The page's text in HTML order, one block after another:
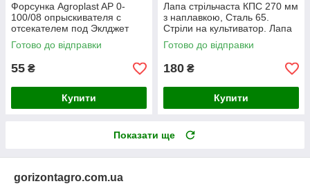
Форсунка Agroplast AP 0-
100/08 опрыскивателя с
отсекателем под Эклджет
Готово до відправки
55 ₴
Купити
Лапа стрільчаста КПС 270 мм
з наплавкою, Сталь 65.
Стріли на культиватор. Лапа
КПС
Готово до відправки
180 ₴
Купити
Показати ще
gorizontagro.com.ua